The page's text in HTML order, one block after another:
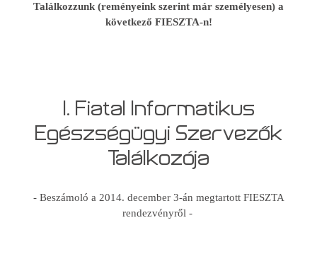
Találkozzunk (reményeink szerint már személyesen) a
következő FIESZTA-n!
I. Fiatal Informatikus
Egészségügyi Szervezők
Találkozója
- Beszámoló a 2014. december 3-án megtartott FIESZTA
rendezvényről -